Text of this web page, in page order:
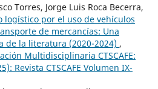
Torres, Jorge Luis Roca Becerra,
logístico por el uso de vehículos
de mercancías: Una
de la literatura (2020-2024) ,
Multidisciplinaria CTSCAFE:
Revista CTSCAFE Volumen IX-